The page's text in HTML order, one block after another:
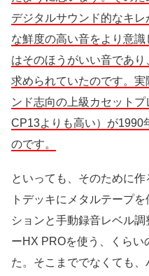
デジタルサウンド的なキ
な鮮度の高い音をより意
はそのほうがいい音であ
求められていたのです。
ンド志向の上級カセット
CP13よりも高い）が1990
のです。
といっても、そのために
トデッキにメタルテープ
ションと手動録音レベル
ーHX PROを使う、くらい
た。そこまででなくても